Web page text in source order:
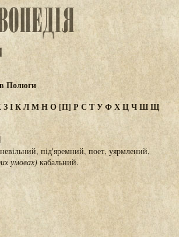
Полюги
ЗІКЛМНО [П] РС ТУФХЦЧШЩ
під'яремний, поет, уярмлений,
умовах) кабальний.